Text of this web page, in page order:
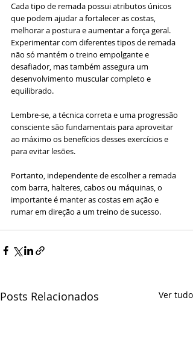
Cada tipo de remada possui atributos únicos
que podem ajudar a fortalecer as costas,
melhorar a postura e aumentar a força geral.
Experimentar com diferentes tipos de remada
não só mantém o treino empolgante e
desafiador, mas também assegura um
desenvolvimento muscular completo e
equilibrado.
Lembre-se, a técnica correta e uma progressão
consciente são fundamentais para aproveitar
ao máximo os benefícios desses exercícios e
para evitar lesões.
Portanto, independente de escolher a remada
com barra, halteres, cabos ou máquinas, o
importante é manter as costas em ação e
rumar em direção a um treino de sucesso.
Posts Relacionados Ver tudo